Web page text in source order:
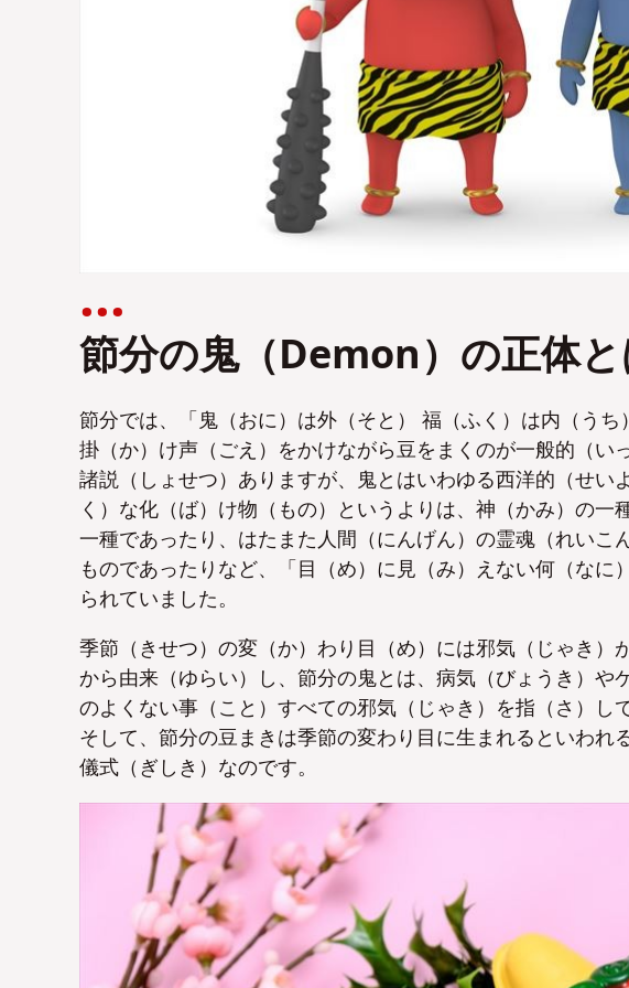
節分の鬼（Demon）の正体と
節分では、「鬼（おに）は外（そと） 福（ふく）は内（う
掛（か）け声（ごえ）をかけながら豆をまくのが一般的（い
諸説（しょせつ）ありますが、鬼とはいわゆる西洋的（せ
く）な化（ば）け物（もの）というよりは、神（かみ）の
一種であったり、はたまた人間（にんげん）の霊魂（れい
ものであったりなど、「目（め）に見（み）えない何（な
られていました。
季節（きせつ）の変（か）わり目（め）には邪気（じゃき
から由来（ゆらい）し、節分の鬼とは、病気（びょうき）
のよくない事（こと）すべての邪気（じゃき）を指（さ）し
そして、節分の豆まきは季節の変わり目に生まれるといわ
儀式（ぎしき）なのです。